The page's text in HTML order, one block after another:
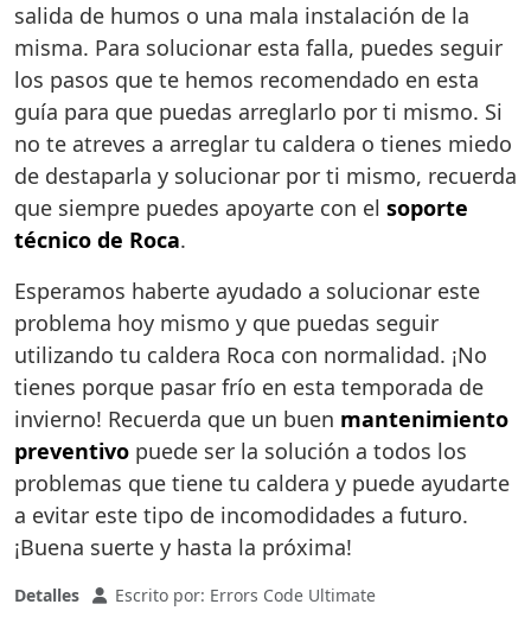
salida de humos o una mala instalación de la
misma. Para solucionar esta falla, puedes seguir
los pasos que te hemos recomendado en esta
guía para que puedas arreglarlo por ti mismo. Si
no te atreves a arreglar tu caldera o tienes miedo
de destaparla y solucionar por ti mismo, recuerda
que siempre puedes apoyarte con el soporte
técnico de Roca.
Esperamos haberte ayudado a solucionar este
problema hoy mismo y que puedas seguir
utilizando tu caldera Roca con normalidad. ¡No
tienes porque pasar frío en esta temporada de
invierno! Recuerda que un buen mantenimiento
preventivo puede ser la solución a todos los
problemas que tiene tu caldera y puede ayudarte
a evitar este tipo de incomodidades a futuro.
¡Buena suerte y hasta la próxima!
Detalles Escrito por: Errors Code Ultimate